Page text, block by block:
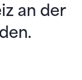
an der